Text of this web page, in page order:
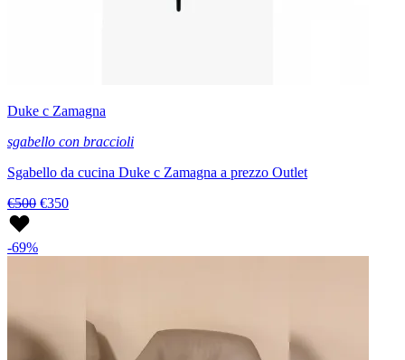
Duke c Zamagna
sgabello con braccioli
Sgabello da cucina Duke c Zamagna a prezzo Outlet
€500 €350
-69%